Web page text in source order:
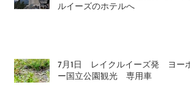
ルイーズのホテルへ
7月1日 レイクルイーズ発 ヨーホ
ー国立公園観光 専用車